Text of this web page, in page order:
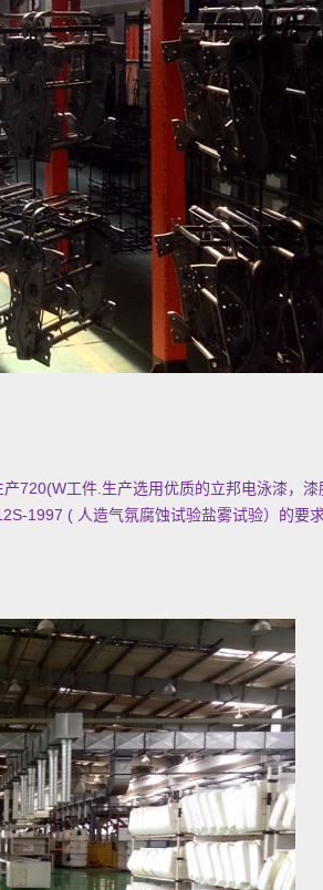
工件.生产选用优质的立邦电泳漆，漆
1997 ( 人造气氛腐蚀试验盐雾试验）的要